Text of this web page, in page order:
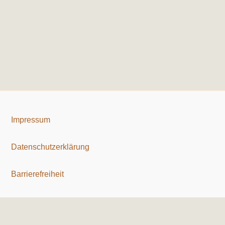
Impressum
Datenschutzerklärung
Barrierefreiheit